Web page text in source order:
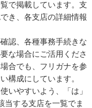
で掲載しています。支
き、各支店の詳細情報
認、各種事務手続きな
な場合にご活用くださ
合でも、フリガナを参
構成にしています。
いやすいよう、「は」
当する支店を一覧でま